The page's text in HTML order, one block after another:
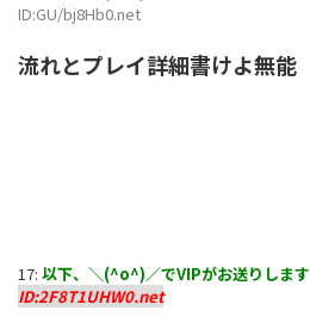
ID:GU/bj8Hb0.net
流れとプレイ詳細書けよ無能
17: 以下、＼(^o^)／でVIPがお送りします
ID:2F8T1UHW0.net